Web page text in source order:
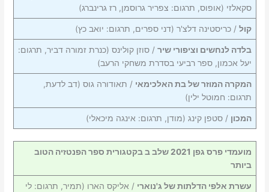
סקאלזי (אופוס, תרגום: צפריר גרוסמן, רז גרינברג)
קול/ כריסטינה דלצ'ר (דני ספרים, תרגום: יואב כץ)
בלדה לנחשים וציפורי שיר/ סוזן קולינס (כנרת זמורה דביר, תרגום:
יעל אכמון, ספר רביעי בסדרת משחקי הרעב)
המקרה המוזר של בת האלכימאי / תאודורה גוס (דב לדעת,
תרגום: חמוטל ילין)
המכון / סטפן קינג (מודן, תרגום: אינגה מיכאלי)
מועמדי פרס גפן 2021 שלב ב בקטגורית ספר הפנטזיה הטוב
ביותר
עשרת אלפי הדלתות של ג'נוארי / אליקס הארו (תמיר, תרגום: לי